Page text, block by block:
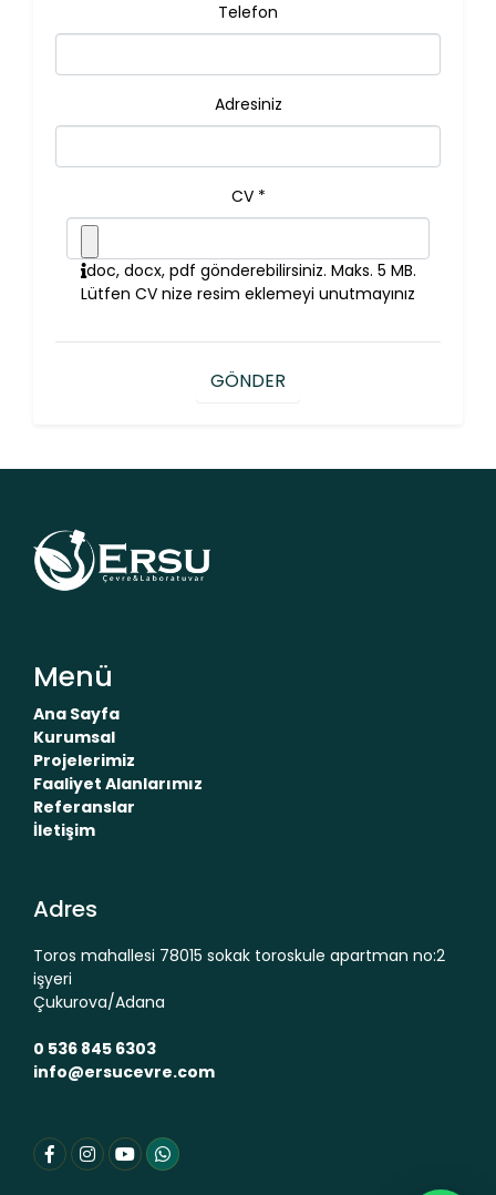
Telefon
Adresiniz
CV *
doc, docx, pdf gönderebilirsiniz. Maks. 5 MB.
Lütfen CV nize resim eklemeyi unutmayınız
GÖNDER
Menü
Ana Sayfa
Kurumsal
Projelerimiz
Faaliyet Alanlarımız
Referanslar
İletişim
Adres
Toros mahallesi 78015 sokak toroskule apartman no:2
işyeri
Çukurova/Adana
0 536 845 6303
info@ersucevre.com